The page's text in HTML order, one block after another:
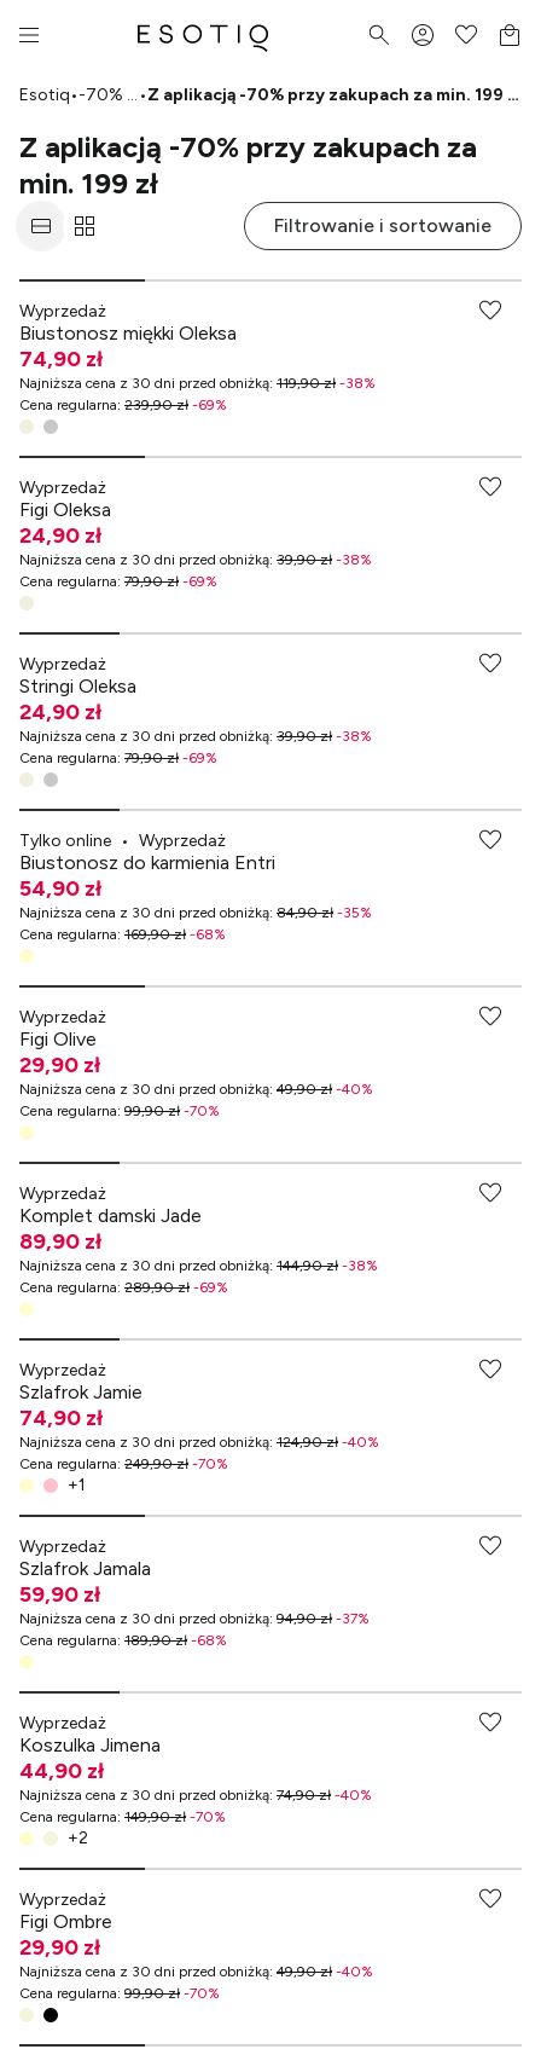
Esotiq• -70% przy zakupach za min. 99 zł • Z aplikacją -70% przy zakupach za min. 199 zł
Z aplikacją -70% przy zakupach za
min. 199 zł
Filtrowanie i sortowanie
Wyprzedaż
Biustonosz miękki Oleksa
74,90 zł
Najniższa cena z 30 dni przed obniżką: 119,90 zł -38%
Cena regularna: 239,90 zł -69%
-70% przy zakupach za min. 349 zł
Wyprzedaż
Figi Oleksa
24,90 zł
Najniższa cena z 30 dni przed obniżką: 39,90 zł -38%
Cena regularna: 79,90 zł -69%
Wyprzedaż
Stringi Oleksa
24,90 zł
Najniższa cena z 30 dni przed obniżką: 39,90 zł -38%
Cena regularna: 79,90 zł -69%
Tylko online • Wyprzedaż
Biustonosz do karmienia Entri
54,90 zł
Najniższa cena z 30 dni przed obniżką: 84,90 zł -35%
Cena regularna: 169,90 zł -68%
Wyprzedaż
Figi Olive
29,90 zł
Najniższa cena z 30 dni przed obniżką: 49,90 zł -40%
Cena regularna: 99,90 zł -70%
Wyprzedaż
Komplet damski Jade
89,90 zł
Najniższa cena z 30 dni przed obniżką: 144,90 zł -38%
Cena regularna: 289,90 zł -69%
Wyprzedaż
Szlafrok Jamie
74,90 zł
Najniższa cena z 30 dni przed obniżką: 124,90 zł -40%
Cena regularna: 249,90 zł -70%
+1
-70% przy zakupach za min. 349 zł
Wyprzedaż
Szlafrok Jamala
59,90 zł
Najniższa cena z 30 dni przed obniżką: 94,90 zł -37%
Cena regularna: 189,90 zł -68%
Wyprzedaż
Koszulka Jimena
44,90 zł
Najniższa cena z 30 dni przed obniżką: 74,90 zł -40%
Cena regularna: 149,90 zł -70%
+2
-70% przy zakupach za min. 349 zł
Wyprzedaż
Figi Ombre
29,90 zł
Najniższa cena z 30 dni przed obniżką: 49,90 zł -40%
Cena regularna: 99,90 zł -70%